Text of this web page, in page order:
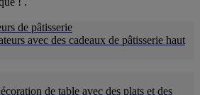
de pâtisserie
avec des cadeaux de pâtisserie haut
de table avec des plats et des